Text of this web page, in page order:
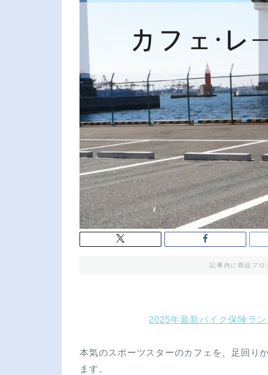
記事内に商品プロ
2025年最新バイク保険ラ
本気のスポーツスターのカフェを、足回り
ます。